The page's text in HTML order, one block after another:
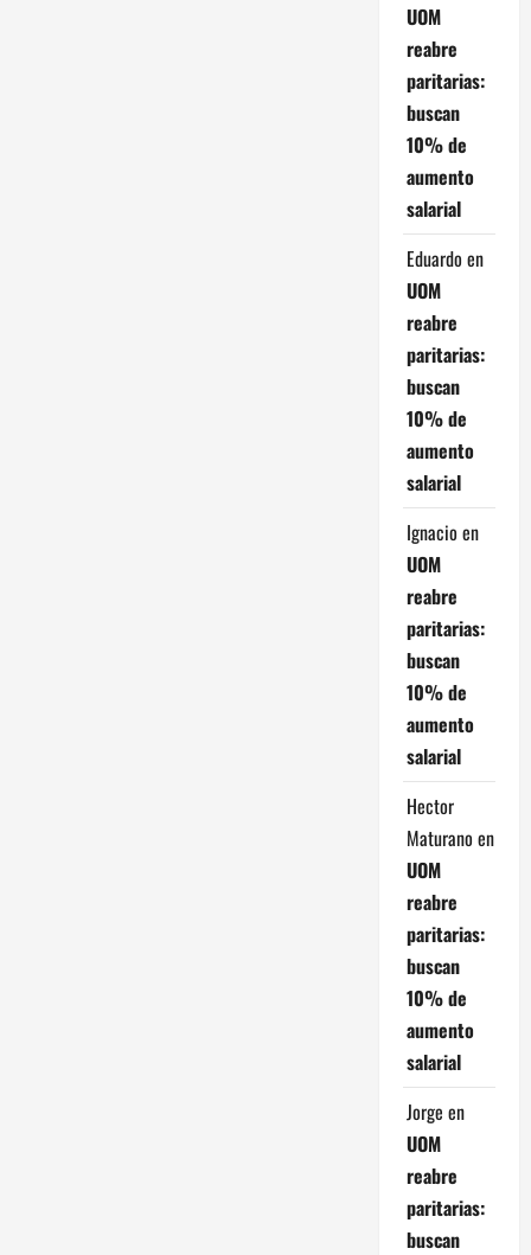
UOM
reabre
paritarias:
buscan
10% de
aumento
salarial
Eduardo en
UOM
reabre
paritarias:
buscan
10% de
aumento
salarial
Ignacio en
UOM
reabre
paritarias:
buscan
10% de
aumento
salarial
Hector
Maturano en
UOM
reabre
paritarias:
buscan
10% de
aumento
salarial
Jorge en
UOM
reabre
paritarias:
buscan